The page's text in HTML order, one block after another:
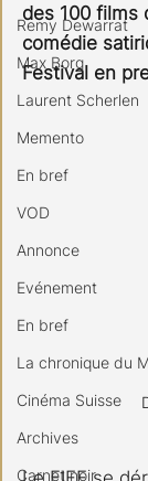
Remy Dewarrat
Max Borg
Laurent Scherlen
Memento
En bref
VOD
Annonce
Evénement
En bref
La chronique du
Cinéma Suisse
Archives
Carnet noir
des 100 films
comédie
Festival en